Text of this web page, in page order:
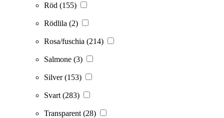
Röd (155)
Rödlila (2)
Rosa/fuschia (214)
Salmone (3)
Silver(153)
Svart (283)
Transparent (28)